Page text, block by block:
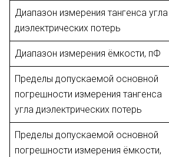
Диапазон измерения тангенса угла
диэлектрических потерь
Диапазон измерения ёмкости, пФ
Пределы допускаемой основной
погрешности измерения тангенса
угла диэлектрических потерь
Пределы допускаемой основной
погрешности измерения ёмкости,